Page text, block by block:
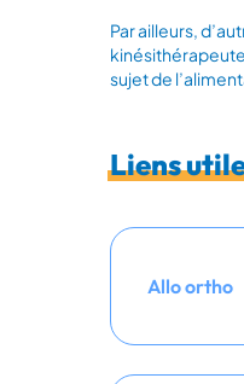
Par ailleurs,
sujet de
Liens
Allo ortho